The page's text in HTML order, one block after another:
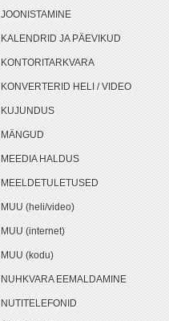
JOONISTAMINE
KALENDRID JA PÄEVIKUD
KONTORITARKVARA
KONVERTERID HELI / VIDEO
KUJUNDUS
MÄNGUD
MEEDIA HALDUS
MEELDETULETUSED
MUU (heli/video)
MUU (internet)
MUU (kodu)
NUHKVARA EEMALDAMINE
NUTITELEFONID